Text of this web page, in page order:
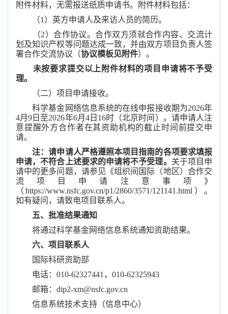
附件材料，无需报送纸质申请书。附件材料包括：
（1）英方申请人及来访人员的简历。
（2）合作协议。合作双方须就合作内容、交流计
划及知识产权等问题达成一致，并由双方项目负责人签
署合作交流协议（协议模板见附件）。
未按要求提交以上附件材料的项目申请将不予受
理。
（二）项目申请接收。
科学基金网络信息系统的在线申报接收期为2026年
4月9日至2026年6月4日16时（北京时间）。请申请人注
意提醒外方合作者在其资助机构的截止时间前提交申
请。
注：请申请人严格遵照本项目指南的各项要求填报
申请，不符合上述要求的申请将不予受理。 关于项目申
请中的更多问题，请参见《组织间国际（地区）合作交
流项目申请注意事项》
（https://www.nsfc.gov.cn/p1/2860/3571/121141.html）。
如有疑问，请致电项目联系人。
五、批准结果通知
将通过科学基金网络信息系统通知资助结果。
六、项目联系人
国际科研资助部
电话：010-62327441，010-62325943
邮箱：dip2-xm@nsfc.gov.cn
信息系统技术支持（信息中心）